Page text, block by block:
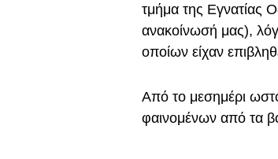
τμήμα της Εγνατίας
ανακοίνωσή μας),
οποίων είχαν
Από το μεσημέρι
φαινομένων από τα